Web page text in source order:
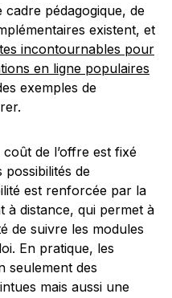
pédagogique, de
existent, et
incontournables pour
en ligne populaires
exemples de
de l’offre est fixé
de
est renforcée par la
à distance, qui permet à
de suivre les modules
En pratique, les
seulement des
mais aussi une